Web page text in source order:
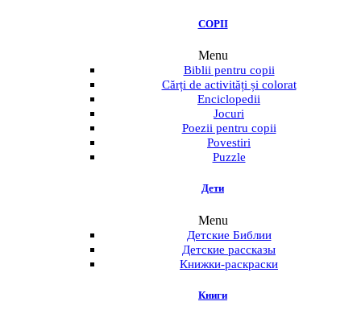
COPII
Menu
Biblii pentru copii
Cărți de activități și colorat
Enciclopedii
Jocuri
Poezii pentru copii
Povestiri
Puzzle
Дети
Menu
Детские Библии
Детские рассказы
Книжки-раскраски
Книги